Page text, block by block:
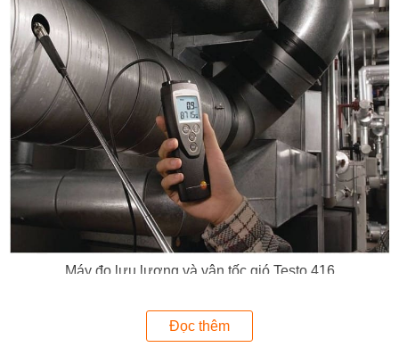
Máy đo lưu lượng và vận tốc gió Testo 416
Thông số kỹ thuật Thiết bị đo lưu lượng và
vận tốc gió Testo 416
Đọc thêm